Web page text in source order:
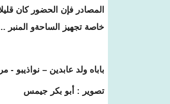
المصادر فإن الحضور كان
خاصة تجهيز الساحةو المنبر
باباه ولد عابدين – نواذيبو -
تصوير : أبو بكر جيمس